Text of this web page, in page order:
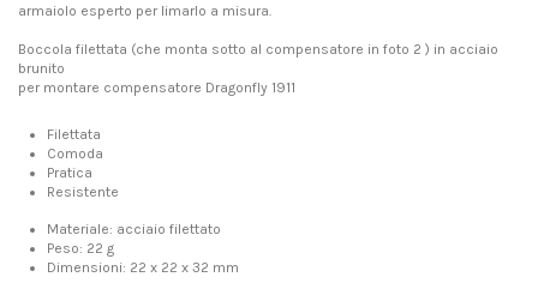
armaiolo esperto per limarlo a misura.
Boccola filettata (che monta sotto al compensatore in foto 2 ) in acciaio
brunito
per montare compensatore Dragonfly 1911
Filettata
Comoda
Pratica
Resistente
Materiale: acciaio filettato
Peso: 22 g
Dimensioni: 22 x 22 x 32 mm